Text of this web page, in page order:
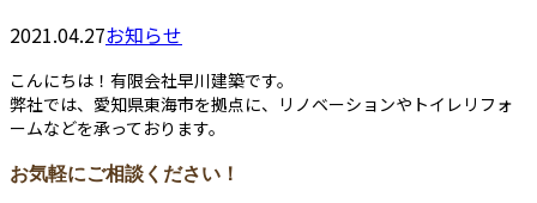
2021.04.27お知らせ
こんにちは！有限会社早川建築です。
弊社では、愛知県東海市を拠点に、リノベーションやトイレリフォ
ームなどを承っております。
お気軽にご相談ください！